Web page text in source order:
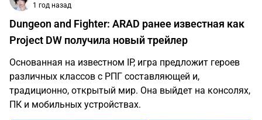
1 год назад
Dungeon and Fighter: ARAD ранее известная как
Project DW получила новый трейлер
Основанная на известном IP, игра предложит героев
различных классов с РПГ составляющей и,
традиционно, открытый мир. Она выйдет на консолях,
ПК и мобильных устройствах.